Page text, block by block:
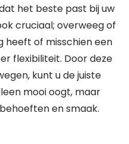
het beste past bij uw
cruciaal; overweeg of
heeft of misschien een
flexibiliteit. Door deze
kunt u de juiste
mooi oogt, maar
en smaak.